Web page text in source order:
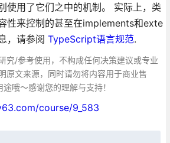
使用了它们之中的机制。 实际上，类
性来控制的甚至在implements和exte
，请参阅 TypeScript语言规范.
究/参考使用，不构成任何决策建议或专业
原文来源，同时请勿将内容用于商业售
哦～感谢您的理解与支持！
course/9_583